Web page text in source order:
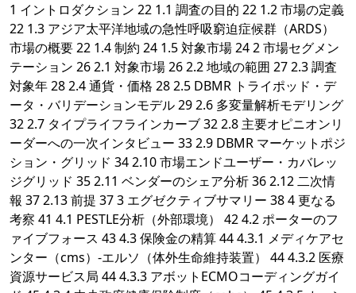
1 イントロダクション 22 1.1 調査の目的 22 1.2 市場の定義
22 1.3 アジア太平洋地域の急性呼吸窮迫症候群（ARDS）
市場の概要 22 1.4 制約 24 1.5 対象市場 24 2 市場セグメン
テーション 26 2.1 対象市場 26 2.2 地域の範囲 27 2.3 調査
対象年 28 2.4 通貨・価格 28 2.5 DBMR トライポッド・デ
ータ・バリデーションモデル 29 2.6 多変量解析モデリング
32 2.7 タイプライフラインカーブ 32 2.8 主要オピニオンリ
ーダーへの一次インタビュー 33 2.9 DBMR マーケットポジ
ション・グリッド 34 2.10 市場エンドユーザー・カバレッ
ジグリッド 35 2.11 ベンダーのシェア分析 36 2.12 二次情
報 37 2.13 前提 37 3 エグゼクティブサマリー 38 4 更なる
考察 41 4.1 PESTLE分析（外部環境） 42 4.2 ポーターのフ
ァイブフォース 43 4.3 保険金の精算 44 4.3.1 メディケアセ
ンター（cms）-エルソ（体外生命維持装置） 44 4.3.2 医療
資源サービス局 44 4.3.3 アボットECMOコーディングガイ